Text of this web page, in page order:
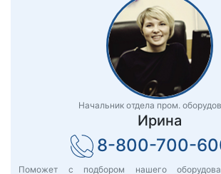
Начальник отдела пром.
Ирина
8-800-700-
Поможет с подбором нашего